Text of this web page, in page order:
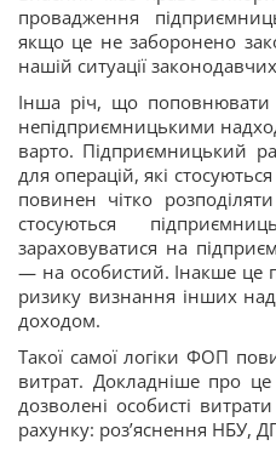
провадження
якщо це не заборонено
нашій ситуації
Інша річ, що поповнювати
непідприємницькими
варто. Підприємницький
для операцій, які
повинен чітко
стосуються
зараховуватися на
— на особистий. Інакше це
ризику визнання інших
доходом.
Такої самої логіки ФОП
витрат. Докладніше про
дозволені особисті
рахунку: роз’яснення НБУ,